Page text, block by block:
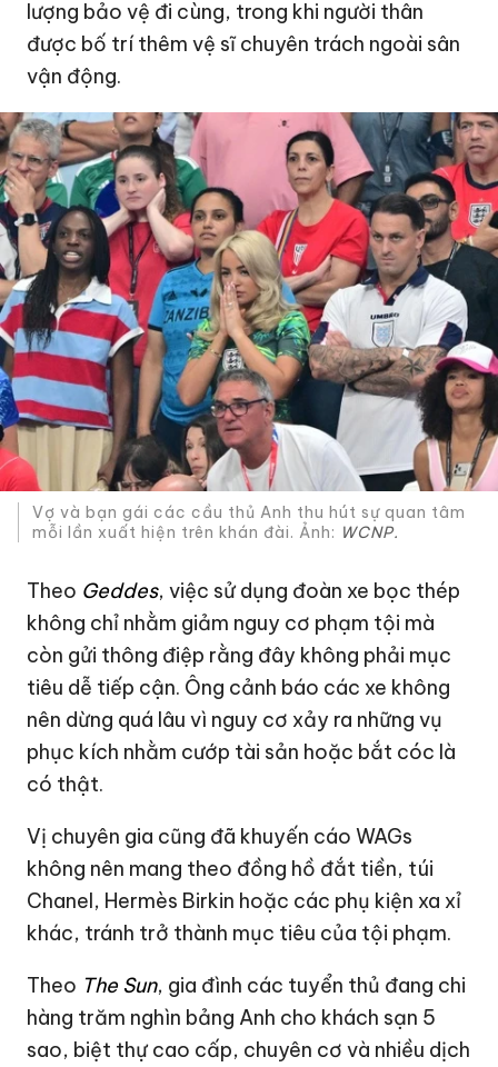
lượng bảo vệ đi cùng, trong khi người thân
được bố trí thêm vệ sĩ chuyên trách ngoài sân
vận động.
Vợ và bạn gái các cầu thủ Anh thu hút sự quan tâm
mỗi lần xuất hiện trên khán đài. Ảnh: WCNP.
Theo Geddes, việc sử dụng đoàn xe bọc thép
không chỉ nhằm giảm nguy cơ phạm tội mà
còn gửi thông điệp rằng đây không phải mục
tiêu dễ tiếp cận. Ông cảnh báo các xe không
nên dừng quá lâu vì nguy cơ xảy ra những vụ
phục kích nhằm cướp tài sản hoặc bắt cóc là
có thật.
Vị chuyên gia cũng đã khuyến cáo WAGs
không nên mang theo đồng hồ đắt tiền, túi
Chanel, Hermès Birkin hoặc các phụ kiện xa xỉ
khác, tránh trở thành mục tiêu của tội phạm.
Theo The Sun, gia đình các tuyển thủ đang chi
hàng trăm nghìn bảng Anh cho khách sạn 5
sao, biệt thự cao cấp, chuyên cơ và nhiều dịch